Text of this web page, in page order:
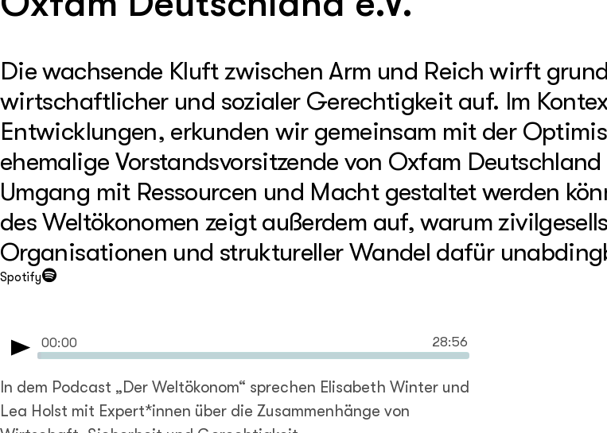
Die wachsende Kluft zwischen Arm und Reich wirft
wirtschaftlicher und sozialer Gerechtigkeit auf. Im
Entwicklungen, erkunden wir gemeinsam mit der
ehemalige Vorstandsvorsitzende von Oxfam
Umgang mit Ressourcen und Macht gestaltet werden
des Weltökonomen zeigt außerdem auf, warum
Organisationen und struktureller Wandel dafür
Spotify
00:00 28:56
In dem Podcast „Der Weltökonom“ sprechen Elisabeth Winter und
Lea Holst mit Expert*innen über die Zusammenhänge von